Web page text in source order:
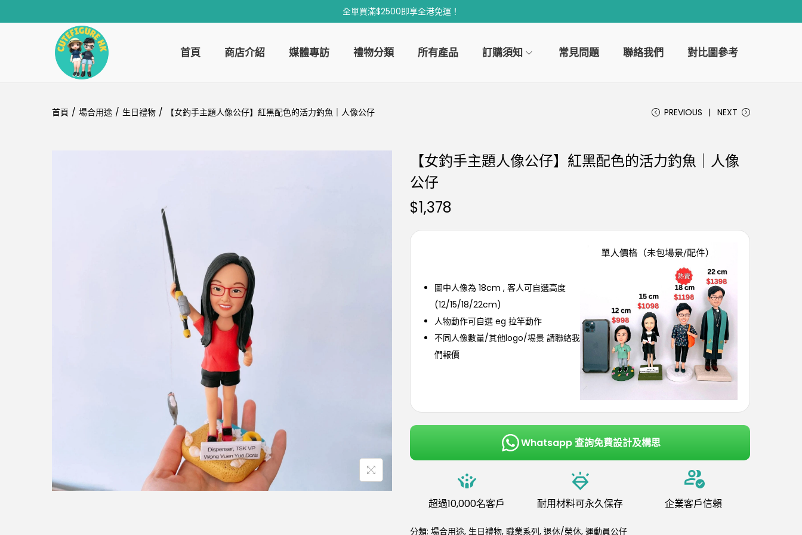
全單買滿$2500即享全港免運！
首頁 商店介紹 媒體專訪 禮物分類 所有產品 訂購須知 常見問題 聯絡我們 對比圖參考
首頁 / 場合用途 / 生日禮物 / 【女釣手主題人像公仔】紅黑配色的活力釣魚｜人像公仔 PREVIOUS NEXT
【女釣手主題人像公仔】紅黑配色的活力釣魚｜人像
公仔
$1,378
圖中人像為 18cm , 客人可自選高度
(12/15/18/22cm)
人物動作可自選 eg 拉竿動作
不同人像數量/其他logo/埸景 請聯絡我
們報價
Whatsapp 查詢免費設計及構思
超過10,000名客戶 耐用材料可永久保存 企業客戶信賴
分類: 場合用途, 生日禮物, 職業系列, 退休/榮休, 運動員公仔